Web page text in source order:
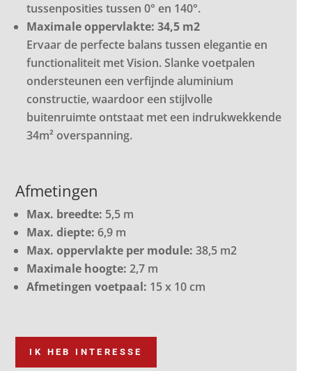
tussenposities tussen 0° en 140°.
Maximale oppervlakte: 34,5 m2
Ervaar de perfecte balans tussen elegantie en
functionaliteit met Vision. Slanke voetpalen
ondersteunen een verfijnde aluminium
constructie, waardoor een stijlvolle
buitenruimte ontstaat met een indrukwekkende
34m² overspanning.
Afmetingen
Max. breedte: 5,5 m
Max. diepte: 6,9 m
Max. oppervlakte per module: 38,5 m2
Maximale hoogte: 2,7 m
Afmetingen voetpaal: 15 x 10 cm
IK HEB INTERESSE